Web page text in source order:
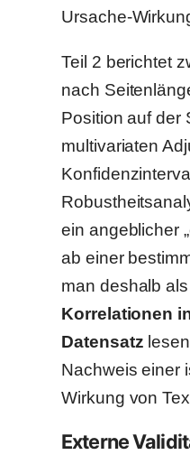
Ursache-
Teil 2 berichtet
nach
Position auf der
multivariaten
ein angeblicher
ab einer
man deshalb
Korrelationen
Datensatz
Nachweis einer
Wirkung von
Externe